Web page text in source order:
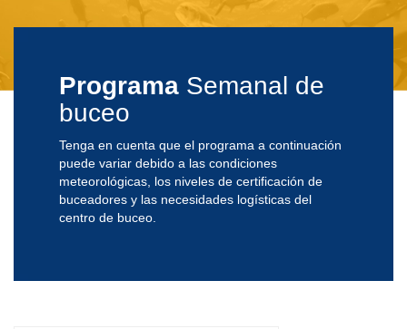
Programa Semanal de
buceo
Tenga en cuenta que el programa a continuación
puede variar debido a las condiciones
meteorológicas, los niveles de certificación de
buceadores y las necesidades logísticas del
centro de buceo.